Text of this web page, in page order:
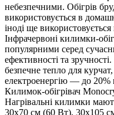
небезпечними. Обігрів
використовується в
іноді ще
Інфрачервоні килимки-
популярними серед
ефективності та
безпечне тепло для
електроенергію — до 20%
Килимок-обігрівач
Нагрівальні килимки
30х70 см (60 Вт), 30х105